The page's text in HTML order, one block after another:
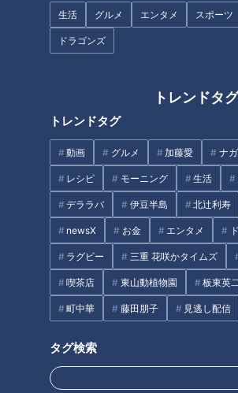
生活 グルメ エンタメ スポーツ
ドラゴンズ
トレンドタグ
トレンドタグ
動画 グルメ 加藤愛 ナ
レシピ モーニング 生活
デララバ 伊豆半島 北辻利寿
newsX お金 エンタメ
ラグビー 三重 花咲かタイムズ
喫茶店 東山動植物園 板東英
町中華 藤田朋子 見逃し配信
タグ検索
意！…血糖値スパイクが起きて
いるサインは？糖尿病の予防・
純烈・酒井一圭が語る 新メンバ
ー選考で重視するところ
辻本茂雄
パンサー 向井慧